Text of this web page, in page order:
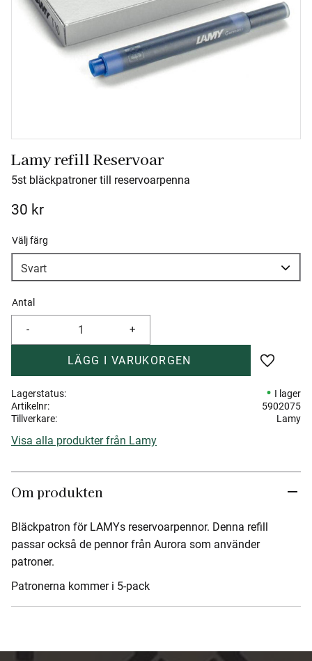
Lamy refill Reservoar
5st bläckpatroner till reservoarpenna
30 kr
Välj färg
Antal
+
-
Lägg till
Lagerstatus
I lager
Artikelnr
5902075
Tillverkare
Lamy
Visa alla produkter från Lamy
Om produkten
Bläckpatron för LAMYs reservoarpennor. Denna refill
passar också de pennor från Aurora som använder
patroner.
Patronerna kommer i 5-pack